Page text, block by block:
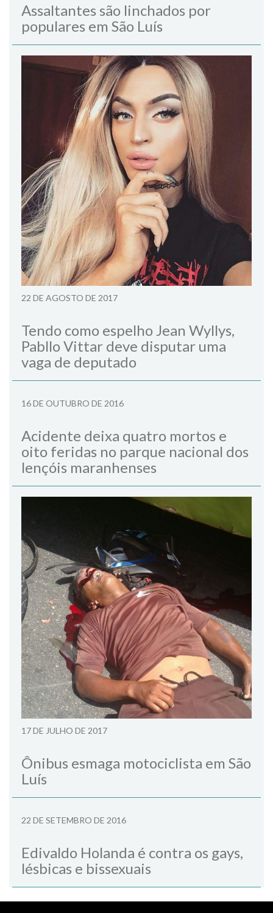
Assaltantes são linchados por
populares em São Luís
22 DE AGOSTO DE 2017
Tendo como espelho Jean Wyllys,
Pabllo Vittar deve disputar uma
vaga de deputado
16 DE OUTUBRO DE 2016
Acidente deixa quatro mortos e
oito feridas no parque nacional dos
lençóis maranhenses
17 DE JULHO DE 2017
Ônibus esmaga motociclista em São
Luís
22 DE SETEMBRO DE 2016
Edivaldo Holanda é contra os gays,
lésbicas e bissexuais